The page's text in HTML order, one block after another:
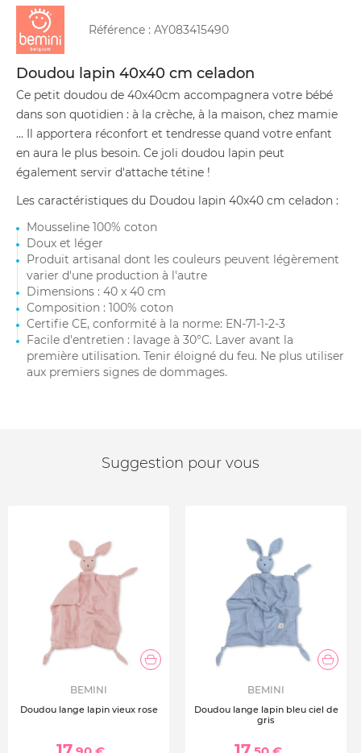
Référence : AY083415490
Doudou lapin 40x40 cm celadon
Ce petit doudou de 40x40cm accompagnera votre bébé
dans son quotidien : à la crèche, à la maison, chez mamie
... Il apportera réconfort et tendresse quand votre enfant
en aura le plus besoin. Ce joli doudou lapin peut
également servir d'attache tétine !
Les caractéristiques du Doudou lapin 40x40 cm celadon :
Mousseline 100% coton
Doux et léger
Produit artisanal dont les couleurs peuvent légèrement
varier d'une production à l'autre
Dimensions : 40 x 40 cm
Composition : 100% coton
Certifie CE, conformité à la norme: EN-71-1-2-3
Facile d'entretien : lavage à 30°C. Laver avant la
première utilisation. Tenir éloigné du feu. Ne plus utiliser
aux premiers signes de dommages.
Suggestion pour vous
BEMINI
Doudou lange lapin vieux rose
BEMINI
Doudou lange lapin bleu ciel de
gris